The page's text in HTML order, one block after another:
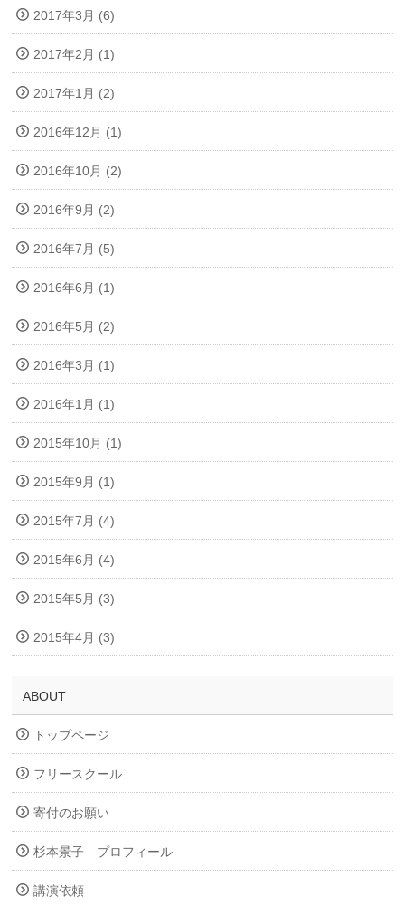
2017年3月 (6)
2017年2月 (1)
2017年1月 (2)
2016年12月 (1)
2016年10月 (2)
2016年9月 (2)
2016年7月 (5)
2016年6月 (1)
2016年5月 (2)
2016年3月 (1)
2016年1月 (1)
2015年10月 (1)
2015年9月 (1)
2015年7月 (4)
2015年6月 (4)
2015年5月 (3)
2015年4月 (3)
ABOUT
トップページ
フリースクール
寄付のお願い
杉本景子 プロフィール
講演依頼